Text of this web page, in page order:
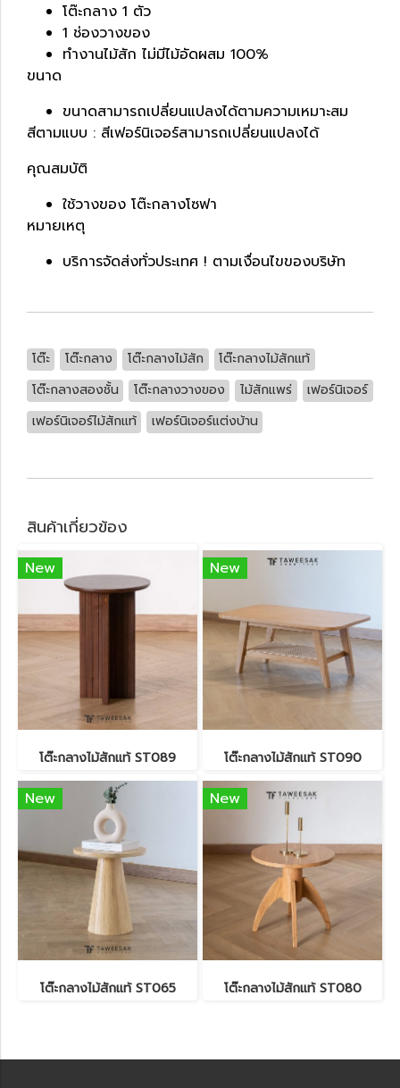
โต๊ะกลาง 1 ตัว
1 ช่องวางของ
ทำงานไม้สัก ไม่มีไม้อัดผสม 100%
ขนาด
ขนาดสามารถเปลี่ยนแปลงได้ตามความเหมาะสม
สีตามแบบ : สีเฟอร์นิเจอร์สามารถเปลี่ยนแปลงได้
คุณสมบัติ
ใช้วางของ โต๊ะกลางโซฟา
หมายเหตุ
บริการจัดส่งทั่วประเทศ ! ตามเงื่อนไขของบริษัท
โต๊ะ โต๊ะกลาง โต๊ะกลางไม้สัก
โต๊ะกลางไม้สักแท้
โต๊ะกลางสองชั้น
โต๊ะกลางวางของ ไม้สักแพร่
เฟอร์นิเจอร์
เฟอร์นิเจอร์ไม้สักแท้
เฟอร์นิเจอร์แต่งบ้าน
สินค้าเกี่ยวข้อง
New
โต๊ะกลางไม้สักแท้ ST089
New
โต๊ะกลางไม้สักแท้ ST090
New
โต๊ะกลางไม้สักแท้ ST065
New
โต๊ะกลางไม้สักแท้ ST080